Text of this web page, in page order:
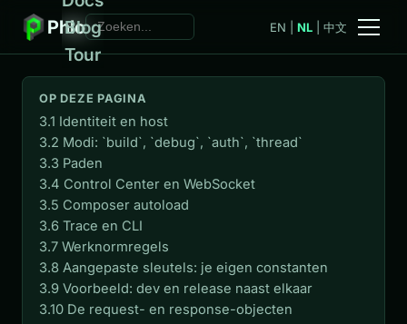
Phlo
Blog
Tour
EN NL| 中文
OP DEZE PAGINA
3.1 Identiteit en host
3.2 Modi: `build`, `debug`, `auth`, `thread`
3.3 Paden
3.4 Control Center en WebSocket
3.5 Composer autoload
3.6 Trace en CLI
3.7 Werknormregels
3.8 Aangepaste sleutels: je eigen constanten
3.9 Voorbeeld: dev en release naast elkaar
3.10 De request- en response-objecten